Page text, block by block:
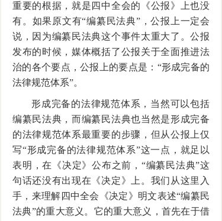
重要的根据，就是四中全会的《公报》上也没
有。如果原文有“编纂民法典”，公报上一定会
说，因为编纂民法典这个事件太重大了。公报
发布的时候，媒体概括了公报关于全面推进法
治的各个要点，公报上的要点是：“形成完备的
法律规范体系”。
形成完备的法律规范体系，当然可以包括
编纂民法典，而编纂民法典也当然是形成完备
的法律规范体系最重要的步骤，但从公报上仅
写“形成完备的法律规范体系”这一点，就足以
表明，在《决定》公布之前，“编纂民法典”这
句话还没有出现在《决定》上。我们从这里入
手，来理解四中全会《决定》明文表述“编纂民
法典”的重大意义。它的重大意义，首先在于借